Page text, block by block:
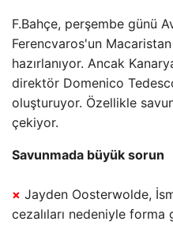
F.Bahçe, perşembe günü
Ferencvaros'un
hazırlanıyor. Ancak
direktör Domenico
oluşturuyor. Özellikle
çekiyor.
Savunmada büyük sorun
× Jayden Oosterwolde,
cezalıları nedeniyle forma